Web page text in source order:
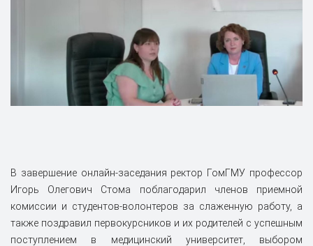
В завершение онлайн-заседания ректор ГомГМУ профессор
Игорь Олегович Стома поблагодарил членов приемной
комиссии и студентов-волонтеров за слаженную работу, а
также поздравил первокурсников и их родителей с успешным
поступлением в медицинский университет, выбором